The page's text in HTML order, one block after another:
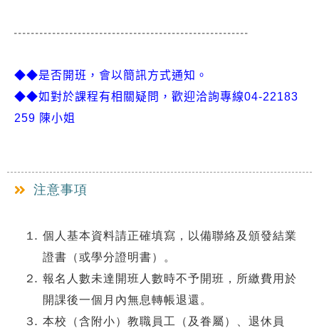
-------------------------------------------------------
◆◆是否開班，會以簡訊方式通知。
◆◆如對於課程有相關疑問，歡迎洽詢專線04-22183
259 陳小姐
注意事項
個人基本資料請正確填寫，以備聯絡及頒發結業
證書（或學分證明書）。
報名人數未達開班人數時不予開班，所繳費用於
開課後一個月內無息轉帳退還。
本校（含附小）教職員工（及眷屬）、退休員